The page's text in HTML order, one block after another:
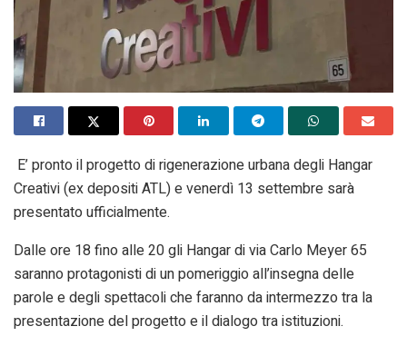
E’ pronto il progetto di rigenerazione urbana degli Hangar
Creativi (ex depositi ATL) e venerdì 13 settembre sarà
presentato ufficialmente.
Dalle ore 18 fino alle 20 gli Hangar di via Carlo Meyer 65
saranno protagonisti di un pomeriggio all’insegna delle
parole e degli spettacoli che faranno da intermezzo tra la
presentazione del progetto e il dialogo tra istituzioni.